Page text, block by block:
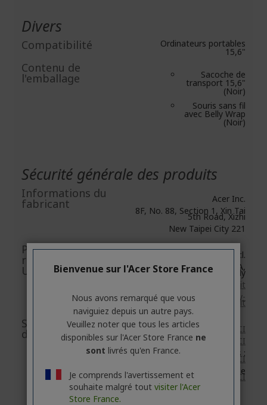
Divers
Compatibilité Ordinateurs portables
15,6"
Contenu de
l'emballage Sacoche de
transport 15,6"
(Noir)
Souris sans fil
avec Belly Wrap
(Noir)
Sécurité générale des produits
Informations du
fabricant
Acer Inc.
8F, No. 88, Section 1, Xin Tai
5th Road, Xizhi
New Taipei City 221
Personne
responsable
UE/Importateur UE
Acer Italy S.r.l.
Viale delle Industrie 1/A,
20044 Arese (MI), Italy
https://www.acer.com/it-it
e-mail :
acer-italy-
srl@legalmail.it
Sécurité des
documents/images Accessoires : disponible
ICI
Réseau : disponible
ICI
Trottinettes électriques :
ICI
Vélos électriques : disponible
ICI
Bienvenue sur l'Acer Store France
Nous avons remarqué que vous
naviguiez depuis un autre pays.
Veuillez noter que tous les articles
disponibles sur l'Acer Store France ne
sont livrés qu'en France.
Je comprends l'avertissement et
souhaite malgré tout visiter l'Acer
Store France.